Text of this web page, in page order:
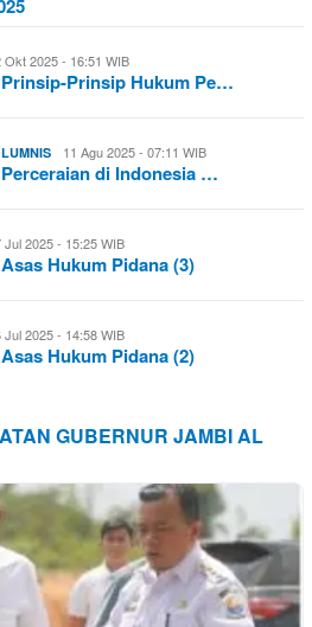
Okt 2025 - 16:51 WIB
Prinsip Hukum Pe…
11 Agu 2025 - 07:11 WIB
di Indonesia …
Jul 2025 - 15:25 WIB
Hukum Pidana (3)
Jul 2025 - 14:58 WIB
Hukum Pidana (2)
GUBERNUR JAMBI AL